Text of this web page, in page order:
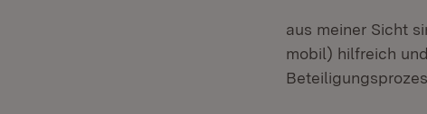
aus meiner Sicht
mobil) hilfreich